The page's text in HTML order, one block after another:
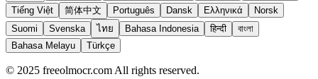
Tiếng Việt 简体中文 Português Dansk Ελληνικά
Norsk
Suomi
Svenska ไทย Bahasa Indonesia हिन्दी
বাংলা
Bahasa Melayu
Türkçe
© 2025 freeolmocr.com All rights reserved.